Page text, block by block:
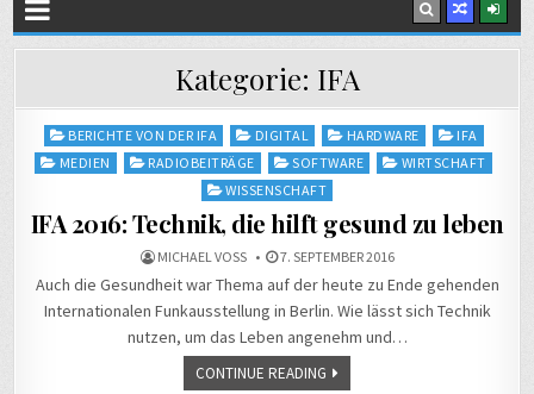
Kategorie: IFA
Posted
in
BERICHTE VON DER IFA DIGITAL HARDWARE
IFA
MEDIEN
RADIOBEITRÄGE SOFTWARE
WIRTSCHAFT
WISSENSCHAFT
IFA 2016: Technik, die hilft gesund zu leben
MICHAEL VOSS 7. SEPTEMBER 2016
Auch die Gesundheit war Thema auf der heute zu Ende gehenden
Internationalen Funkausstellung in Berlin. Wie lässt sich Technik
nutzen, um das Leben angenehm und…
CONTINUE READING